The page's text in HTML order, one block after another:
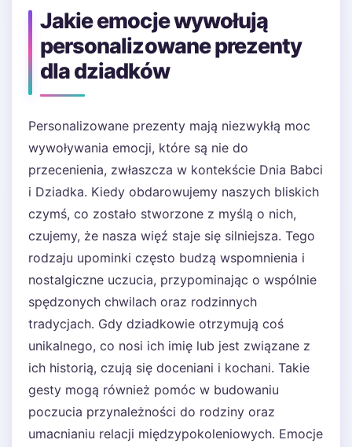
Jakie emocje wywołują
personalizowane prezenty
dla dziadków
Personalizowane prezenty mają niezwykłą moc
wywoływania emocji, które są nie do
przecenienia, zwłaszcza w kontekście Dnia Babci
i Dziadka. Kiedy obdarowujemy naszych bliskich
czymś, co zostało stworzone z myślą o nich,
czujemy, że nasza więź staje się silniejsza. Tego
rodzaju upominki często budzą wspomnienia i
nostalgiczne uczucia, przypominając o wspólnie
spędzonych chwilach oraz rodzinnych
tradycjach. Gdy dziadkowie otrzymują coś
unikalnego, co nosi ich imię lub jest związane z
ich historią, czują się doceniani i kochani. Takie
gesty mogą również pomóc w budowaniu
poczucia przynależności do rodziny oraz
umacnianiu relacji międzypokoleniowych. Emocje